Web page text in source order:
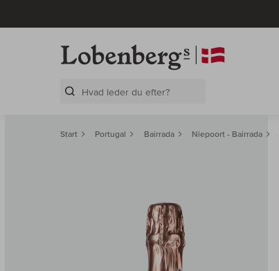
Start Portugal Bairrada Niepoort - Bairrada